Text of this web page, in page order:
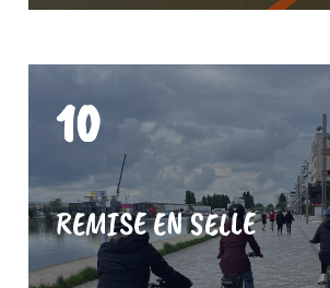
10
REMISE EN SELLE